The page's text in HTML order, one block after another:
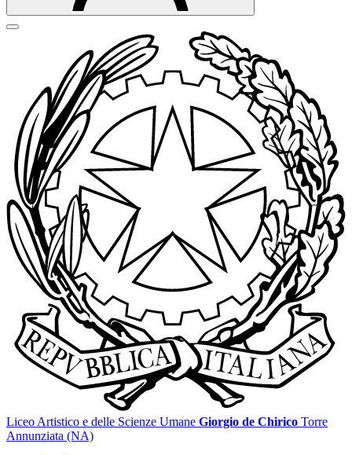
Liceo Artistico e delle Scienze Umane Giorgio de Chirico Torre
Annunziata (NA)